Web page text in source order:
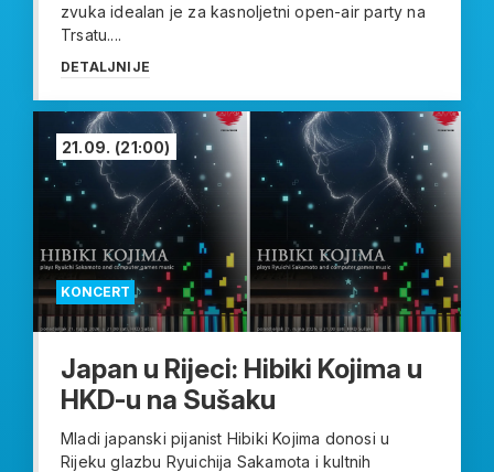
zvuka idealan je za kasnoljetni open-air party na
Trsatu....
DETALJNIJE
KONCERT
21.09. (21:00)
Japan u Rijeci: Hibiki Kojima u
HKD-u na Sušaku
Mladi japanski pijanist Hibiki Kojima donosi u
Rijeku glazbu Ryuichija Sakamota i kultnih